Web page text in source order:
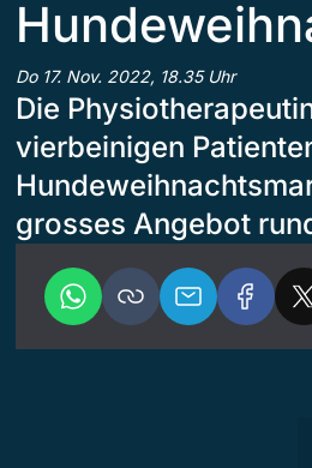
Do 17. Nov. 2022, 18.35 Uhr
Die
vierbeinigen
grosses Angebot